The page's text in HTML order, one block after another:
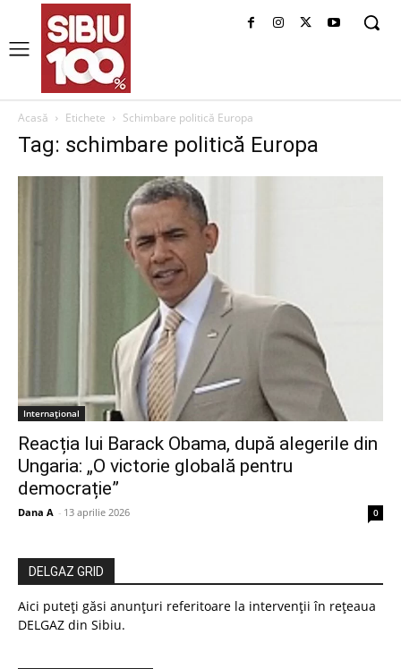
Acasă Etichete Schimbare politică Europa
Tag: schimbare politică Europa
Internațional
Reacția lui Barack Obama, după alegerile din
Ungaria: „O victorie globală pentru
democrație”
Dana A - 13 aprilie 2026 0
DELGAZ GRID
Aici puteți găsi anunțuri referitoare la intervenții în rețeaua
DELGAZ din Sibiu.